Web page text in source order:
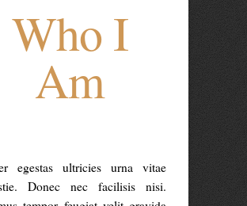
Who I
Am
egestas ultricies urna vitae
Donec nec facilisis nisi.